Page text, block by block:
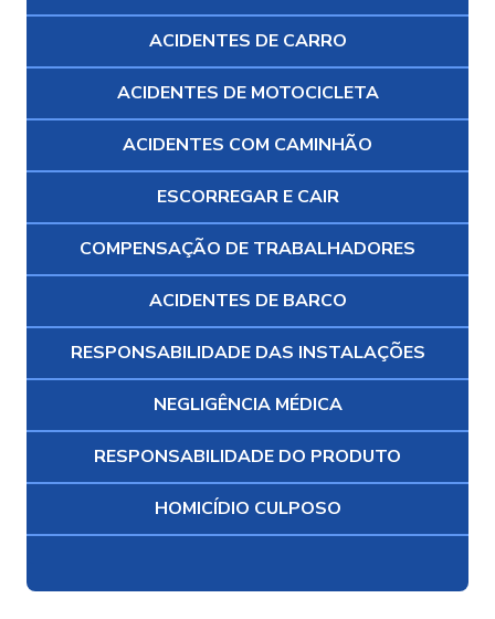
ACIDENTES DE CARRO
ACIDENTES DE MOTOCICLETA
ACIDENTES COM CAMINHÃO
ESCORREGAR E CAIR
COMPENSAÇÃO DE TRABALHADORES
ACIDENTES DE BARCO
RESPONSABILIDADE DAS INSTALAÇÕES
NEGLIGÊNCIA MÉDICA
RESPONSABILIDADE DO PRODUTO
HOMICÍDIO CULPOSO